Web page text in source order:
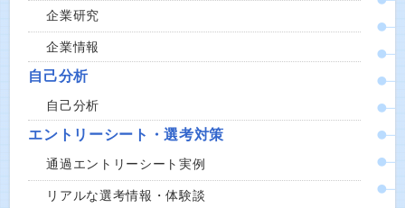
企業研究
企業情報
自己分析
自己分析
エントリーシート・選考対策
通過エントリーシート実例
リアルな選考情報・体験談